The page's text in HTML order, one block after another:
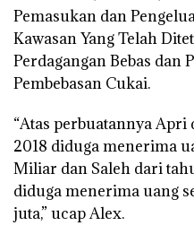
Pemasukan dan
Kawasan Yang Telah
Perdagangan Bebas dan
Pembebasan Cukai.
“Atas perbuatannya
2018 diduga menerima
Miliar dan Saleh dari
diduga menerima uang
juta,” ucap Alex.